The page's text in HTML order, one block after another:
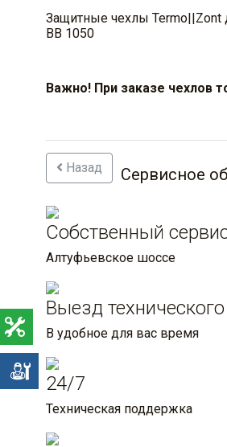
Защитные чехлы Termo||Zont
ВВ 1050
Важно! При заказе чехлов
Назад Сервисное
Собственный
Алтуфьевское шоссе
Выезд
В удобное для вас время
24/7
Техническая поддержка